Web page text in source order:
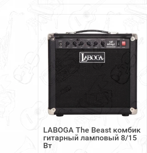
LABOGA The Beast комбик
гитарный ламповый 8/15
Вт